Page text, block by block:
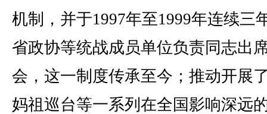
机制，并于1997年至1999年连续三
省政协等统战成员单位负责同志出
会，这一制度传承至今；推动开展
妈祖巡台等一系列在全国影响深远